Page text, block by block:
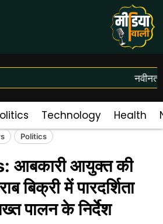
Technology Health
Politics
आबकारी आयुक्त की
बिक्री में पारदर्शिता
पालन के निर्देश